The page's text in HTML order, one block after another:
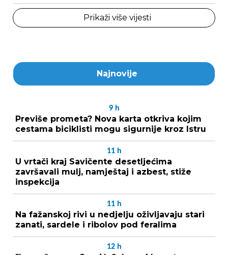
Prikaži više vijesti
Najnovije
9 h
Previše prometa? Nova karta otkriva kojim
cestama biciklisti mogu sigurnije kroz Istru
11 h
U vrtači kraj Savičente desetljećima
završavali mulj, namještaj i azbest, stiže
inspekcija
11 h
Na fažanskoj rivi u nedjelju oživljavaju stari
zanati, sardele i ribolov pod feralima
12 h